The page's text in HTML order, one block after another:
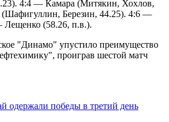
4:4 — Камара (Митякин, Хохлов,
Березин, 44.25). 4:6 —
(58.26, п.в.).
победы в третий день